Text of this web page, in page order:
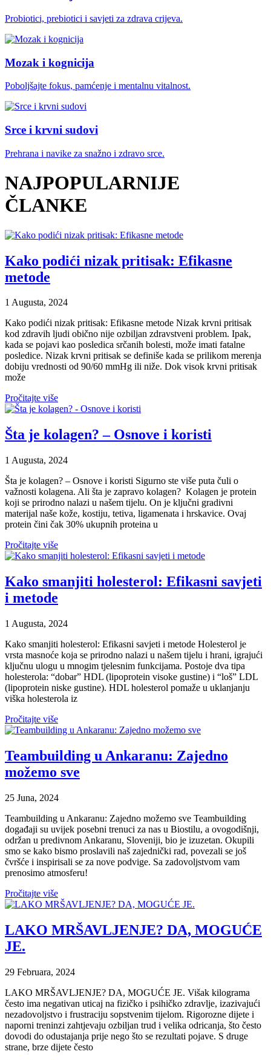
Probiotici, prebiotici i savjeti za zdrava crijeva.
Mozak i kognicija
Poboljšajte fokus, pamćenje i mentalnu vitalnost.
Srce i krvni sudovi
Prehrana i navike za snažno i zdravo srce.
NAJPOPULARNIJE
ČLANKE
Kako podići nizak pritisak: Efikasne
metode
1 Augusta, 2024
Kako podići nizak pritisak: Efikasne metode Nizak krvni pritisak
kod zdravih ljudi obično nije ozbiljan zdravstveni problem. Ipak,
kada se pojavi kao posledica srčanih bolesti, može imati fatalne
posledice. Nizak krvni pritisak se definiše kada se prilikom merenja
dobiju vrednosti od 90/60 mmHg ili niže. Dok visok krvni pritisak
može
Pročitajte više
Šta je kolagen? – Osnove i koristi
1 Augusta, 2024
Šta je kolagen? – Osnove i koristi Sigurno ste više puta čuli o
važnosti kolagena. Ali šta je zapravo kolagen? Kolagen je protein
koji se prirodno nalazi u našem tijelu. On je ključni gradivni
materijal naše kože, kostiju, tetiva, ligamenata i hrskavice. Ovaj
protein čini čak 30% ukupnih proteina u
Pročitajte više
Kako smanjiti holesterol: Efikasni savjeti
i metode
1 Augusta, 2024
Kako smanjiti holesterol: Efikasni savjeti i metode Holesterol je
vrsta masnoće koja se prirodno nalazi u našem tijelu i hrani, igrajući
ključnu ulogu u mnogim tjelesnim funkcijama. Postoje dva tipa
holesterola: “dobar” HDL (lipoprotein visoke gustine) i “loš” LDL
(lipoprotein niske gustine). HDL holesterol pomaže u uklanjanju
viška holesterola iz
Pročitajte više
Teambuilding u Ankaranu: Zajedno
možemo sve
25 Juna, 2024
Teambuilding u Ankaranu: Zajedno možemo sve Teambuilding
događaji su uvijek posebni trenuci za nas u Biostilu, a ovogodišnji,
održan u predivnom Ankaranu, Sloveniji, bio je izuzetan. Okupili
smo se kako bismo proslavili naš zajednički rad, povezali se još
čvršće i inspirisali se za nove podvige. Sa zadovoljstvom vam
prenosimo atmosferu!
Pročitajte više
LAKO MRŠAVLJENJE? DA, MOGUĆE
JE.
29 Februara, 2024
LAKO MRŠAVLJENJE? DA, MOGUĆE JE. Višak kilograma
često ima negativan uticaj na fizičko i psihičko zdravlje, izazivajući
nezadovoljstvo i frustraciju sopstvenim tijelom. Rigorozne dijete i
naporni treninzi zahtjevaju ozbiljan trud i velika odricanja, što često
dovodi do odustajanja prije nego što se rezultati pojave. S druge
strane, brze dijete često